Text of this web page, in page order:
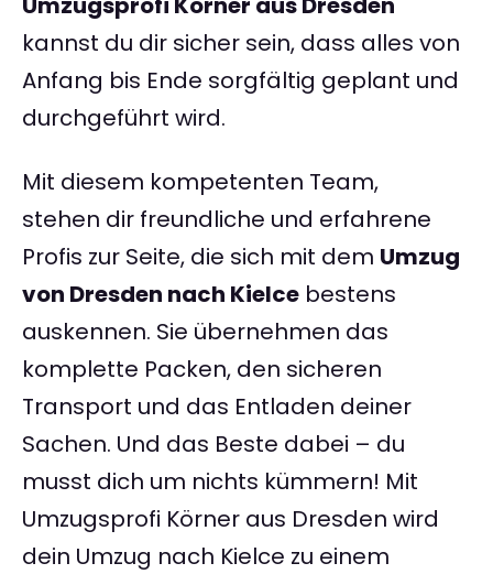
kannst du dir sicher sein, dass alles von
Anfang bis Ende sorgfältig geplant und
durchgeführt wird.
Mit diesem kompetenten Team,
stehen dir freundliche und erfahrene
Profis zur Seite, die sich mit dem Umzug
von Dresden nach Kielce bestens
auskennen. Sie übernehmen das
komplette Packen, den sicheren
Transport und das Entladen deiner
Sachen. Und das Beste dabei – du
musst dich um nichts kümmern! Mit
Umzugsprofi Körner aus Dresden wird
dein Umzug nach Kielce zu einem